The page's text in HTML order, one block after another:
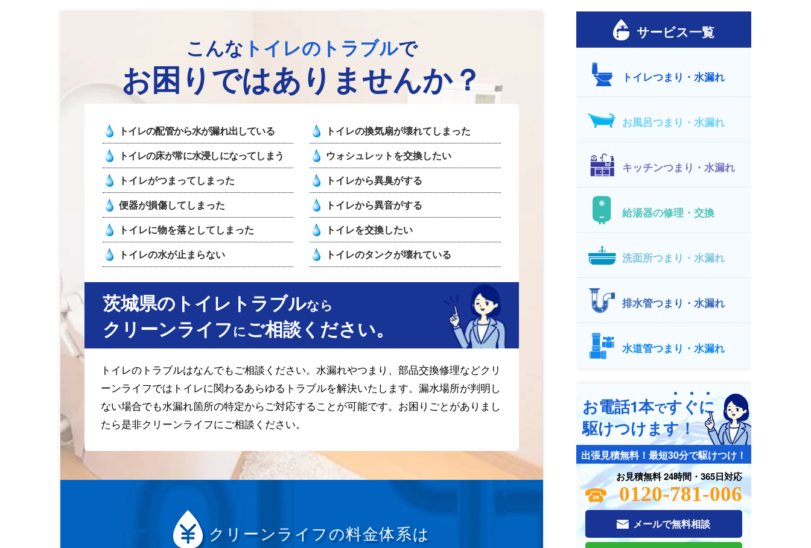
こんな トイレのトラブルで
お困りではありませんか？
トイレの配管から水が漏れ出している
トイレの床が常に水浸しになってしまう
トイレがつまってしまった
便器が損傷してしまった
トイレに物を落としてしまった
トイレの水が止まらない
トイレの換気扇が壊れてしまった
ウォシュレットを交換したい
トイレから異臭がする
トイレから異音がする
トイレを交換したい
トイレのタンクが壊れている
茨城県のトイレトラブルなら
クリーンライフ に ご相談ください。
トイレのトラブルはなんでもご相談ください。水漏れやつまり、部品交換修理などクリ
ーンライフではトイレに関わるあらゆるトラブルを解決いたします。漏水場所が判明し
ない場合でも水漏れ箇所の特定からご対応することが可能です。お困りごとがありまし
たら是非クリーンライフにご相談ください。
クリーンライフの料金体系は
サービス一覧
トイレつまり・水漏れ
お風呂つまり・水漏れ
キッチンつまり・水漏れ
給湯器の修理・交換
洗面所つまり・水漏れ
排水管つまり・水漏れ
水道管つまり・水漏れ
お電話1本ですぐに
駆けつけます！
出張見積無料！最短30分で駆けつけ！
お見積無料 24時間・365日対応
0120-781-006
メールで無料相談